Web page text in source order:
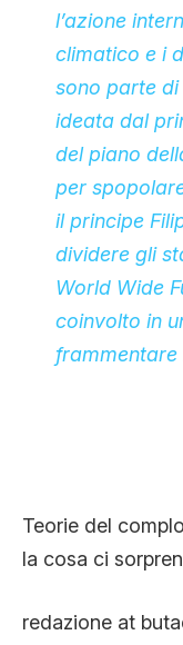
l’azione
climatico e i
sono parte
ideata dal
del piano
per
il principe
dividere gli
World Wide
coinvolto in
frammentare
Teorie del
la cosa ci
redazione at